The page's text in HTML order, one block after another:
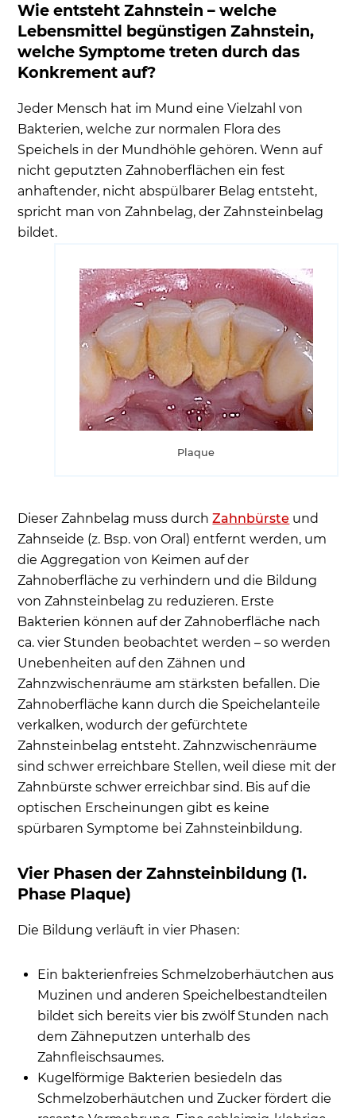
Kann man mit dem Zahnsteinentferner
Zahnstein selbst entfernen?
Welche Hausmittel gegen Zahnstein gibt es?
Entfernung?
Karies der Zähne durch verhärteten
Zahnstein
Entzündung des Zahnfleischs durch
verhärteten Zahnbelag
Häufige Patientenfragen
Wie entsteht Zahnstein – welche
Lebensmittel begünstigen Zahnstein,
welche Symptome treten durch das
Konkrement auf?
Jeder Mensch hat im Mund eine Vielzahl von
Bakterien, welche zur normalen Flora des
Speichels in der Mundhöhle gehören. Wenn auf
nicht geputzten Zahnoberflächen ein fest
anhaftender, nicht abspülbarer Belag entsteht,
spricht man von Zahnbelag, der Zahnsteinbelag
bildet.
Plaque
Dieser Zahnbelag muss durchZahnbürste und
Zahnseide (z. Bsp. von Oral) entfernt werden, um
die Aggregation von Keimen auf der
Zahnoberfläche zu verhindern und die Bildung
von Zahnsteinbelag zu reduzieren. Erste
Bakterien können auf der Zahnoberfläche nach
ca. vier Stunden beobachtet werden – so werden
Unebenheiten auf den Zähnen und
Zahnzwischenräume am stärksten befallen. Die
Zahnoberfläche kann durch die Speichelanteile
verkalken, wodurch der gefürchtete
Zahnsteinbelag entsteht. Zahnzwischenräume
sind schwer erreichbare Stellen, weil diese mit der
Zahnbürste schwer erreichbar sind. Bis auf die
optischen Erscheinungen gibt es keine
spürbaren Symptome bei Zahnsteinbildung.
Vier Phasen der Zahnsteinbildung (1.
Phase Plaque)
Die Bildung verläuft in vier Phasen:
Ein bakterienfreies Schmelzoberhäutchen aus
Muzinen und anderen Speichelbestandteilen
bildet sich bereits vier bis zwölf Stunden nach
dem Zähneputzen unterhalb des
Zahnfleischsaumes.
Kugelförmige Bakterien besiedeln das
Schmelzoberhäutchen und Zucker fördert die